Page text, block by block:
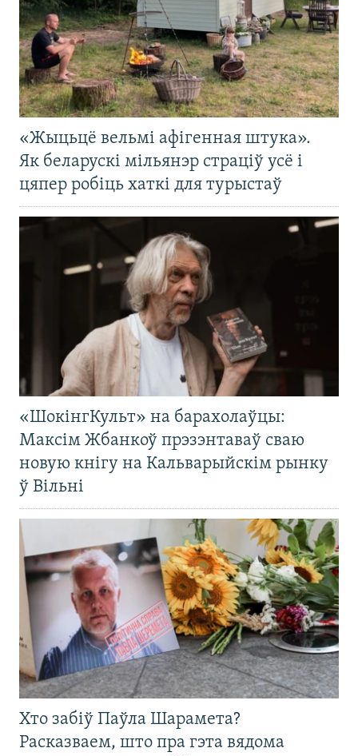
«Жыцьцё вельмі афігенная штука».
Як беларускі мільянэр страціў усё і
цяпер робіць хаткі для турыстаў
«ШокінгКульт» на барахолаўцы:
Максім Жбанкоў прэзэнтаваў сваю
новую кнігу на Кальварыйскім рынку
ў Вільні
Хто забіў Паўла Шарамета?
Расказваем, што пра гэта вядома